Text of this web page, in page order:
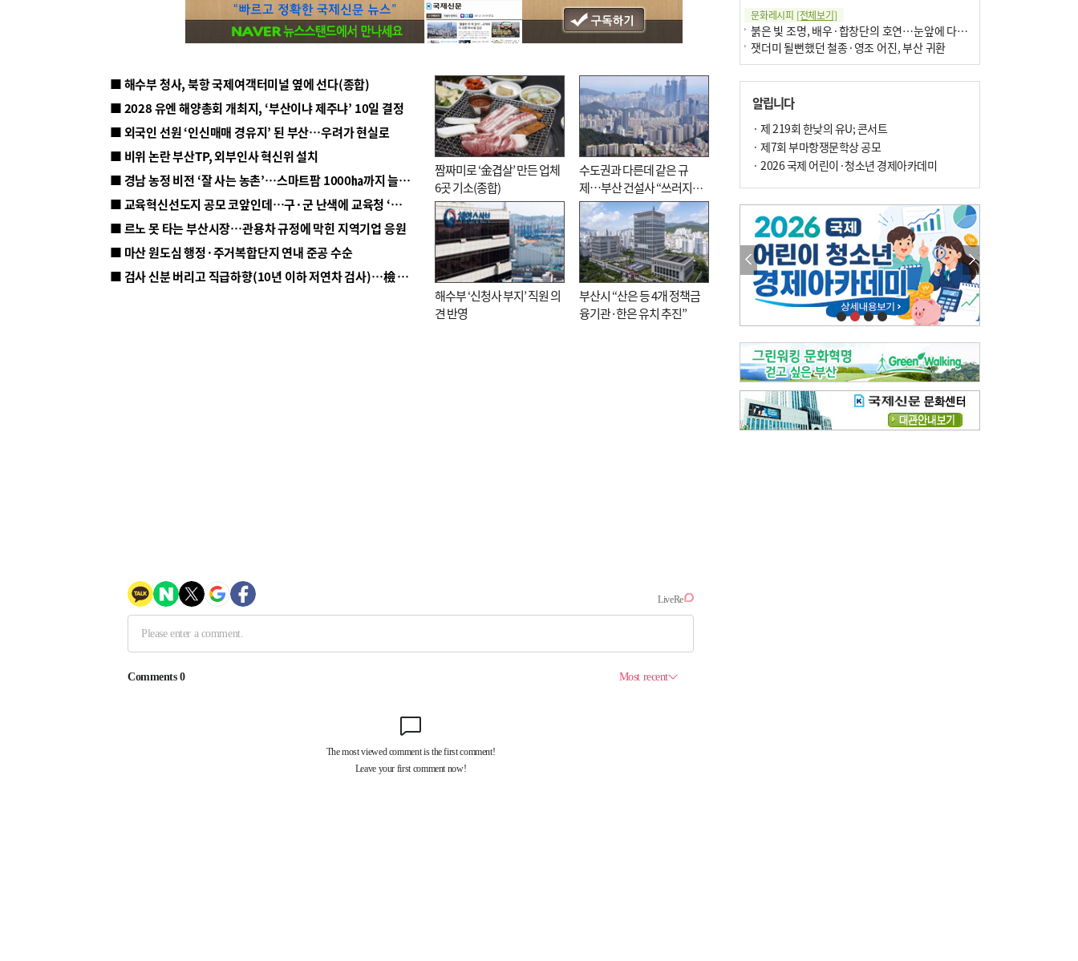
■ 해수부 청사, 북항 국제여객터미널 옆에 선다(종합)
■ 2028 유엔 해양총회 개최지, ‘부산이냐 제주냐’ 10일 결정
■ 외국인 선원 ‘인신매매 경유지’ 된 부산…우려가 현실로
■ 비위 논란 부산TP, 외부인사 혁신위 설치
■ 경남 농정 비전 ‘잘 사는 농촌’…스마트팜 1000㏊까지 늘린다
■ 교육혁신선도지 공모 코앞인데…구·군 난색에 교육청 ‘쩔쩔’
■ 르노 못 타는 부산시장…관용차 규정에 막힌 지역기업 응원
■ 마산 원도심 행정·주거복합단지 연내 준공 수순
■ 검사 신분 버리고 직급하향(10년 이하 저연차 검사)…檢 중수청행 기피
짬짜미로 ‘金겹살’ 만든 업체
6곳 기소(종합)
수도권과 다른데 같은 규
제…부산 건설사 “쓰러지기
직전”
해수부 ‘신청사 부지’ 직원 의
견 반영
부산시 “산은 등 4개 정책금
융기관·한은 유치 추진”
문화레시피 [전체보기]
붉은 빛 조명, 배우·합창단의 호연…눈앞에 다가온 부산오페라하우스
잿더미 될뻔했던 철종·영조 어진, 부산 귀환
현실의 고통, 은유의 詩로 담다 外
달구비·여우비…다양한 비 이름 外
박현주의 책 이야기[전체보기]
세계유산 ‘한국의 갯벌’ 얼마나 알고 있나요
문재필-여름_저녁무렵의호수
이 한편의 시조[전체보기]
참선 /오기환
고향 /김진규
주말 영화 박스오피스[전체보기]
‘스파이더맨’ 개봉 5일 만에 300만 돌풍…박스오피스·예매율 동시 1위
‘호프’ 개봉 11일 만에 관객 300만…‘스파이더맨’ 예매율 68.8% 1위
오늘의 운세- [전체보기]
오늘의 운세- 2026년 8월 6일 (음 6월 24일)
오늘의 운세- 2026년 8월 5일 (음 6월 23일)
조해훈의 고전 속 이 문장 [전체보기]
입추 지났는데도 덥다며 신유안에게 보낸 박규수의 편지
알립니다
· 제 219회 한낮의 유U; 콘서트
· 제7회 부마항쟁문학상 공모
· 2026 국제 어린이·청소년 경제아카데미